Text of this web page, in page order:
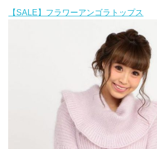
【SALE】フラワーアンゴラトップス